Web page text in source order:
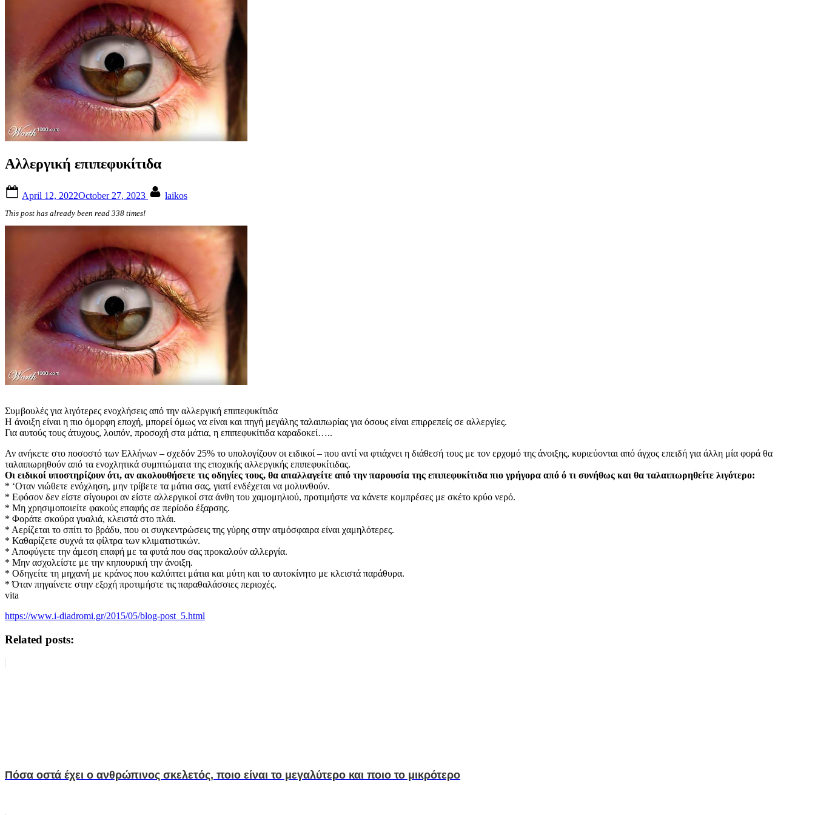
Αλλεργική επιπεφυκίτιδα
on
April 12, 2022October 27, 2023 laikos
This post has already been read 338 times!
Συμβουλές για λιγότερες ενοχλήσεις από την αλλεργική επιπεφυκίτιδα
Η άνοιξη είναι η πιο όμορφη εποχή, μπορεί όμως να είναι και πηγή μεγάλης ταλαιπωρίας για όσους είναι επιρρεπείς σε αλλεργίες.
Για αυτούς τους άτυχους, λοιπόν, προσοχή στα μάτια, η επιπεφυκίτιδα καραδοκεί…..
Αν ανήκετε στο ποσοστό των Ελλήνων – σχεδόν 25% το υπολογίζουν οι ειδικοί – που αντί να φτιάχνει η διάθεσή τους με τον ερχομό της άνοιξης, κυριεύονται από άγχος επειδή για άλλη μία φορά θα
ταλαιπωρηθούν από τα ενοχλητικά συμπτώματα της εποχικής αλλεργικής επιπεφυκίτιδας.
Οι ειδικοί υποστηρίζουν ότι, αν ακολουθήσετε τις οδηγίες τους, θα απαλλαγείτε από την παρουσία της επιπεφυκίτιδα πιο γρήγορα από ό τι συνήθως και θα ταλαιπωρηθείτε λιγότερο:
* ‘Οταν νιώθετε ενόχληση, μην τρίβετε τα μάτια σας, γιατί ενδέχεται να μολυνθούν.
* Εφόσον δεν είστε σίγουροι αν είστε αλλεργικοί στα άνθη του χαμομηλιού, προτιμήστε να κάνετε κομπρέσες με σκέτο κρύο νερό.
* Μη χρησιμοποιείτε φακούς επαφής σε περίοδο έξαρσης.
* Φοράτε σκούρα γυαλιά, κλειστά στο πλάι.
* Αερίζεται το σπίτι το βράδυ, που οι συγκεντρώσεις της γύρης στην ατμόσφαιρα είναι χαμηλότερες.
* Καθαρίζετε συχνά τα φίλτρα των κλιματιστικών.
* Αποφύγετε την άμεση επαφή με τα φυτά που σας προκαλούν αλλεργία.
* Μην ασχολείστε με την κηπουρική την άνοιξη.
* Οδηγείτε τη μηχανή με κράνος που καλύπτει μάτια και μύτη και το αυτοκίνητο με κλειστά παράθυρα.
* Όταν πηγαίνετε στην εξοχή προτιμήστε τις παραθαλάσσιες περιοχές.
vita
https://www.i-diadromi.gr/2015/05/blog-post_5.html
Related posts:
Πόσα οστά έχει ο ανθρώπινος σκελετός, ποιο είναι το μεγαλύτερο και ποιο το μικρότερο